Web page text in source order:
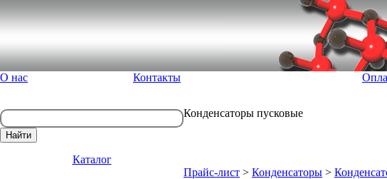
О нас Контакты
Конденсаторы пусковые
Каталог
Прайс-лист > Конденсаторы >